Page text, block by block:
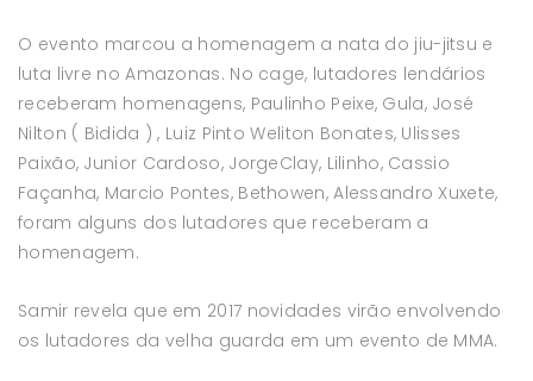
O evento marcou a homenagem a nata do jiu-jitsu e
luta livre no Amazonas. No cage, lutadores lendários
receberam homenagens, Paulinho Peixe, Gula, José
Nilton ( Bidida ) , Luiz Pinto Weliton Bonates, Ulisses
Paixão, Junior Cardoso, JorgeClay, Lilinho, Cassio
Façanha, Marcio Pontes, Bethowen, Alessandro Xuxete,
foram alguns dos lutadores que receberam a
homenagem.
Samir revela que em 2017 novidades virão envolvendo
os lutadores da velha guarda em um evento de MMA.